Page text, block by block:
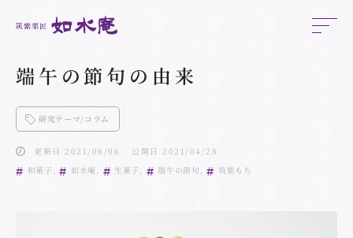
端午の節句の由来
研究テーマ/コラム
更新日 2021/08/06
公開日 2021/04/28
和菓子
如水庵 生菓子 端午の節句 筑紫もち